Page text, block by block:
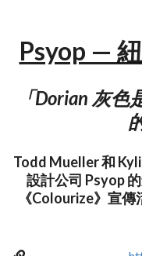
Psyop —
「Dorian 灰
Todd Mueller 和
設計公司 Psyop
《Colourize》宣